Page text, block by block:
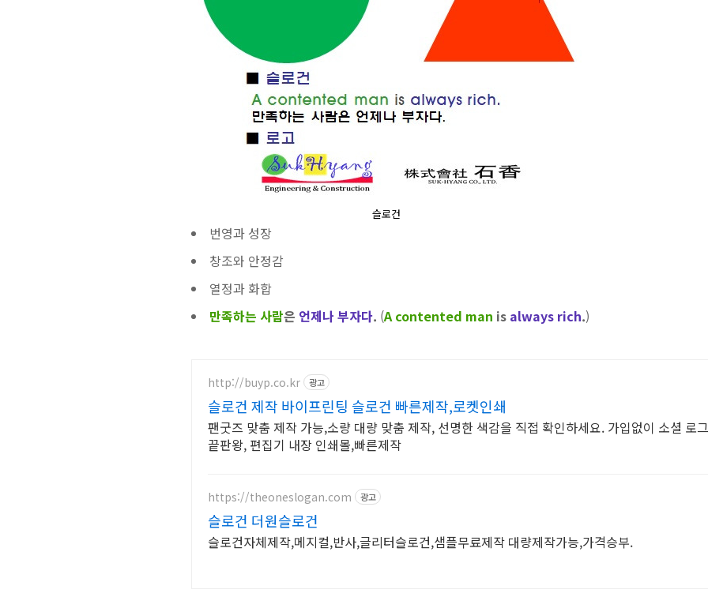
슬로건
번영과 성장
창조와 안정감
열정과 화합
만족하는 사람은 언제나 부자다. (A contented man is always rich.)
http://buyp.co.kr 광고
슬로건 제작 바이프린팅 슬로건 빠른제작,로켓인쇄
팬굿즈 맞춤 제작 가능,소량 대량 맞춤 제작, 선명한 색감을 직접 확인하세요. 가입없이 소셜 로
끝판왕, 편집기 내장 인쇄몰,빠른제작
https://theoneslogan.com 광고
슬로건 더원슬로건
슬로건자체제작,메지컬,반사,글리터슬로건,샘플무료제작 대량제작가능,가격승부.